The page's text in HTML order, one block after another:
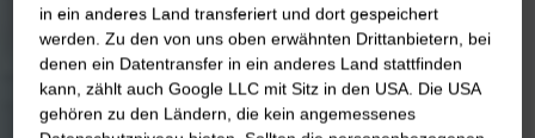
in ein anderes Land transferiert und dort gespeichert
werden. Zu den von uns oben erwähnten Drittanbietern, bei
denen ein Datentransfer in ein anderes Land stattfinden
kann, zählt auch Google LLC mit Sitz in den USA. Die USA
gehören zu den Ländern, die kein angemessenes